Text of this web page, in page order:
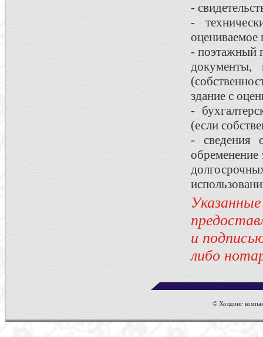
-
-
- поэтажный
документы,
здание с
-
(если
- сведения
обременение
и
либо
© Холдинг